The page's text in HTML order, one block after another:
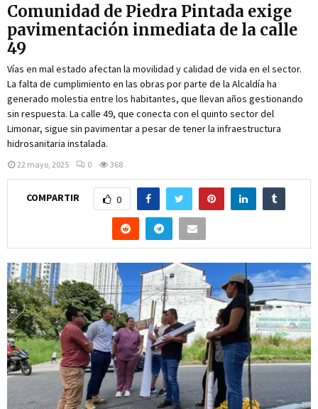
Comunidad de Piedra Pintada exige
pavimentación inmediata de la calle
49
Vías en mal estado afectan la movilidad y calidad de vida en el sector.
La falta de cumplimiento en las obras por parte de la Alcaldía ha
generado molestia entre los habitantes, que llevan años gestionando
sin respuesta. La calle 49, que conecta con el quinto sector del
Limonar, sigue sin pavimentar a pesar de tener la infraestructura
hidrosanitaria instalada.
22 mayo, 2025 0 368
COMPARTIR 0